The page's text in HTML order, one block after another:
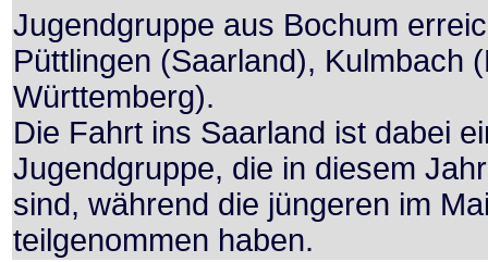
Jugendgruppe aus Bochum
Püttlingen (Saarland), Kulmbach
Württemberg).
Die Fahrt ins Saarland ist dabei
Jugendgruppe, die in diesem
sind, während die jüngeren im
teilgenommen haben.